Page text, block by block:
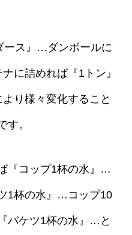
ース』…ダンボールに
に詰めれば『1トン』
り様々変化すること
す。
『コップ1杯の水』…
1杯の水』…コップ10
バケツ1杯の水』…と